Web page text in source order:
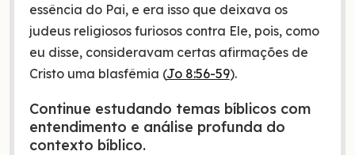
essência do Pai, e era isso que deixava os
judeus religiosos furiosos contra Ele, pois, como
eu disse, consideravam certas afirmações de
Cristo uma blasfêmia (Jo 8:56-59).
Continue estudando temas bíblicos com
entendimento e análise profunda do
contexto bíblico.